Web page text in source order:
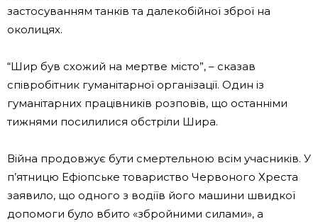
застосуванням танків та далекобійної зброї на
околицях.
“Шир був схожий на мертве місто”, – сказав
співробітник гуманітарної організації. Один із
гуманітарних працівників розповів, що останніми
тижнями посилилися обстріли Шира.
Війна продовжує бути смертельною всім учасників. У
п’ятницю Ефіопське товариство Червоного Хреста
заявило, що одного з водіїв його машини швидкої
допомоги було вбито «збройними силами», а